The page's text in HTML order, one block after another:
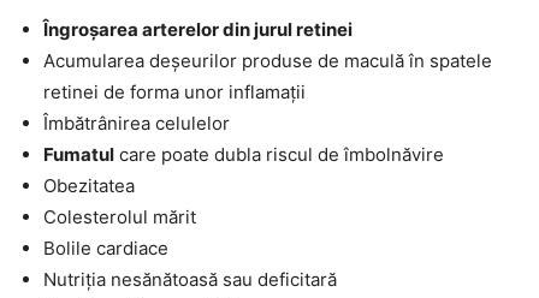
Îngroșarea arterelor din jurul retinei
Acumularea deșeurilor produse de maculă în spatele
retinei de forma unor inflamații
Îmbătrânirea celulelor
Fumatul care poate dubla riscul de îmbolnăvire
Obezitatea
Colesterolul mărit
Bolile cardiace
Nutriția nesănătoasă sau deficitară